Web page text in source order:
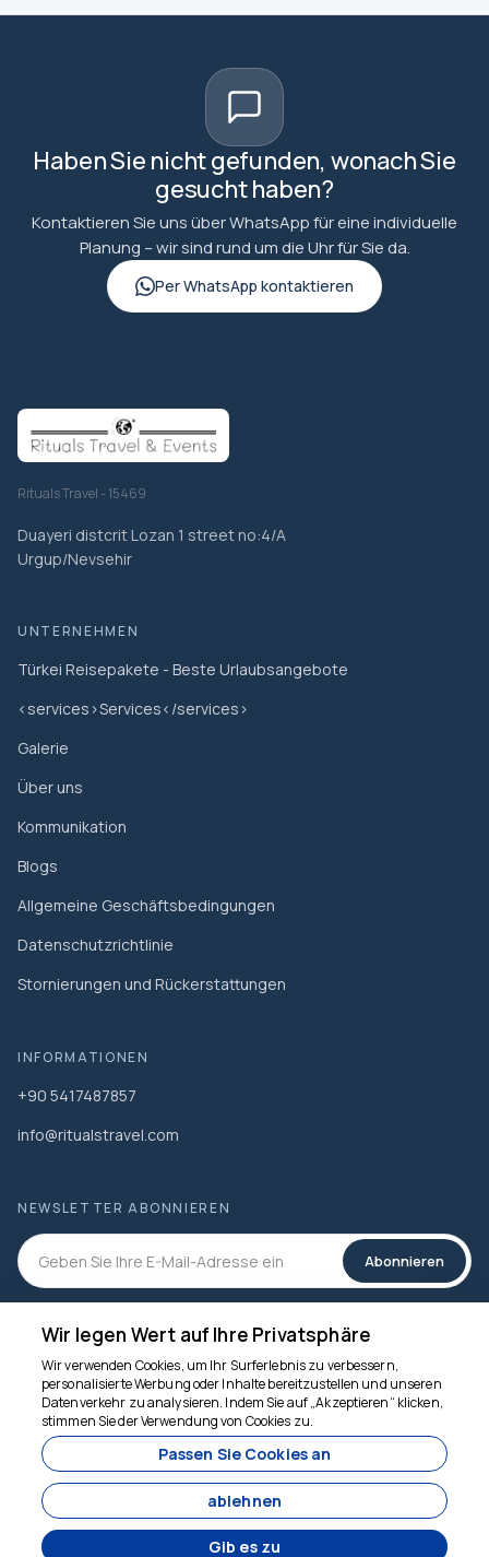
Haben Sie nicht gefunden, wonach Sie
gesucht haben?
Kontaktieren Sie uns über WhatsApp für eine individuelle
Planung – wir sind rund um die Uhr für Sie da.
Per WhatsApp kontaktieren
Rituals Travel - 15469
Duayeri distcrit Lozan 1 street no:4/A
Urgup/Nevsehir
UNTERNEHMEN
Türkei Reisepakete - Beste Urlaubsangebote
<services>Services</services>
Galerie
Über uns
Kommunikation
Blogs
Allgemeine Geschäftsbedingungen
Datenschutzrichtlinie
Stornierungen und Rückerstattungen
INFORMATIONEN
+90 5417487857
info@ritualstravel.com
NEWSLETTER ABONNIEREN
Abonnieren
SOZIALEN MEDIEN
Entwickelt von
Wir legen Wert auf Ihre Privatsphäre
Wir verwenden Cookies, um Ihr Surferlebnis zu verbessern,
personalisierte Werbung oder Inhalte bereitzustellen und unseren
Datenverkehr zu analysieren. Indem Sie auf „Akzeptieren“ klicken,
stimmen Sie der Verwendung von Cookies zu.
Passen Sie Cookies an
ablehnen
Gib es zu
Wir sind für Sie da